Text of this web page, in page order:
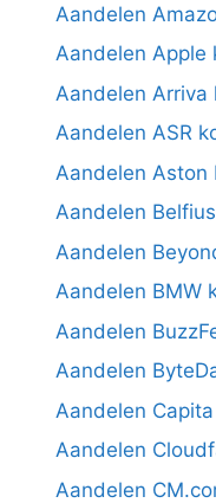
Aandelen
Aandelen Apple
Aandelen Arriva
Aandelen ASR
Aandelen Aston
Aandelen
Aandelen
Aandelen BMW
Aandelen
Aandelen
Aandelen
Aandelen
Aandelen